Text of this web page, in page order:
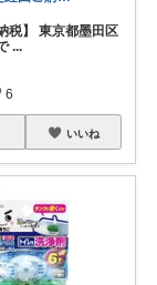
税】 東京都墨田区
...
6
いいね